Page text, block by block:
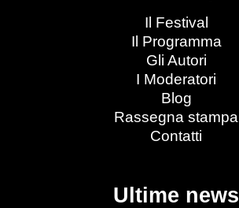
Il Festival
Il Programma
Gli Autori
I Moderatori
Blog
Rassegna stampa
Contatti
Ultime news